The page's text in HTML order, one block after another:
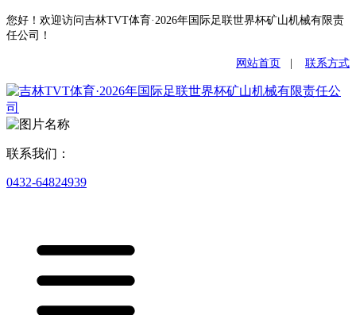
您好！欢迎访问吉林TVT体育·2026年国际足联世界杯矿山机械有限责
任公司！
网站首页 联系方式
联系我们：
0432-64824939